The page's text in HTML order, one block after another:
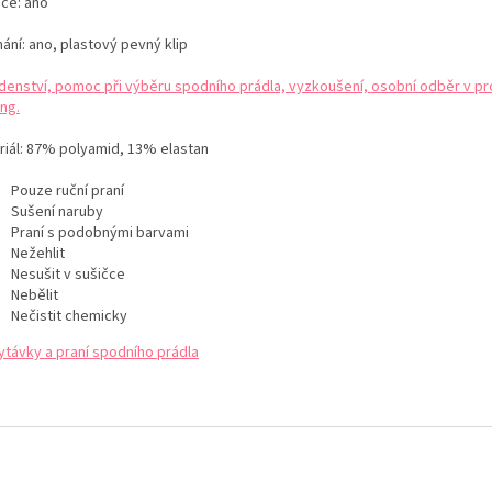
ano, plastový pevný klip
pomoc při výběru spodního prádla, vyzkoušení, osobní odběr v
87% polyamid, 13% elastan
Pouze ruční praní
Sušení naruby
Praní s podobnými barvami
Nežehlit
Nesušit v sušičce
Nebělit
Nečistit chemicky
a praní spodního prádla